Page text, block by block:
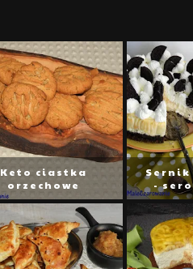
Keto ciastka
orzechowe
-